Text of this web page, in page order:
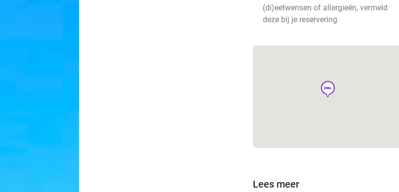
(di)eetwensen of allergieën, vermeld
deze bij je reservering
hotel
Lees meer